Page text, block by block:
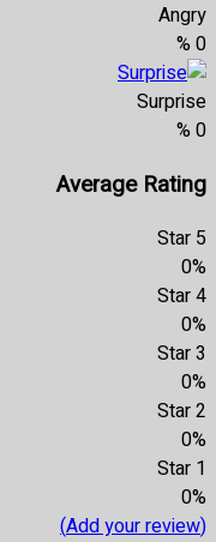
Angry
0
%
Surprise
0
%
Average Rating
5 Star
0%
4 Star
0%
3 Star
0%
2 Star
0%
1 Star
0%
(Add your review)